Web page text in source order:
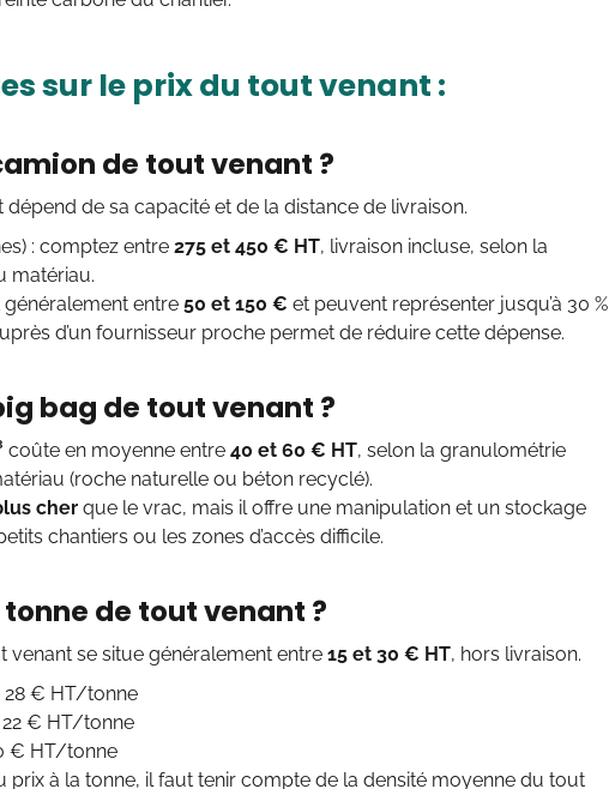
sur le prix du tout venant :
de tout venant ?
dépend de sa capacité et de la distance de livraison.
: comptez entre 275 et 450 € HT, livraison incluse, selon la
matériau.
entre 50 et 150 € et peuvent représenter jusqu’à 30 %
d’un fournisseur proche permet de réduire cette dépense.
bag de tout venant ?
coûte en moyenne entre 40 et 60 € HT, selon la granulométrie
(roche naturelle ou béton recyclé).
cher que le vrac, mais il offre une manipulation et un stockage
chantiers ou les zones d’accès difficile.
tonne de tout venant ?
venant se situe généralement entre 15 et 30 € HT, hors livraison.
28 € HT/tonne
22 € HT/tonne
€ HT/tonne
prix à la tonne, il faut tenir compte de la densité moyenne du tout